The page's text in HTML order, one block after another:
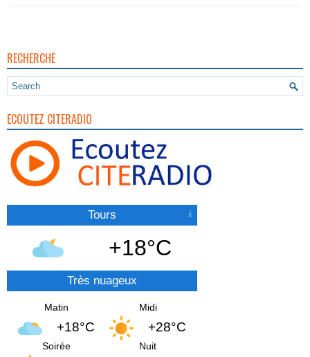
RECHERCHE
ECOUTEZ CITERADIO
Tours
+18°C
Très nuageux
Matin
+18°C
Midi
+28°C
Soirée Nuit